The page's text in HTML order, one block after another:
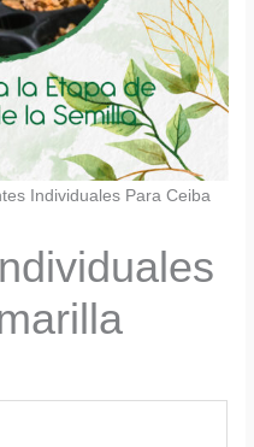
Individuales Para Ceiba